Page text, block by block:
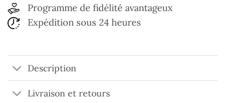
Programme de fidélité avantageux
Expédition sous 24 heures
Description
Livraison et retours